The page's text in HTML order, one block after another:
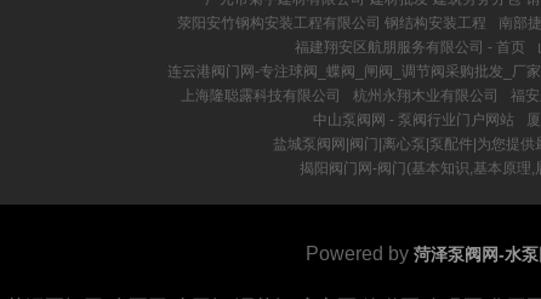
荥阳安竹钢构安装工程有限公司 钢结构安装工程
南部
福建翔安区航朋服务有限公司 - 首页
连云港阀门网-专注球阀_蝶阀_闸阀_调节阀采购批发_厂
上海隆聪露科技有限公司
杭州永翔木业有限公司 福
中山泵阀网 - 泵阀行业门户网站
盐城泵阀网|阀门|离心泵|泵配件|为您提供
揭阳阀门网-阀门(基本知识,基本原理,
Powered by 菏泽泵阀网-水